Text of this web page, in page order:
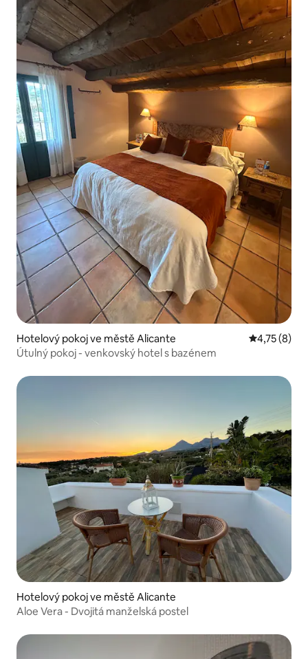
Hotelový pokoj ve městě Alicante Průměrné
4,75 (8)
Útulný pokoj - venkovský hotel s bazénem
Hotelový pokoj ve městě Alicante
Aloe Vera - Dvojitá manželská postel